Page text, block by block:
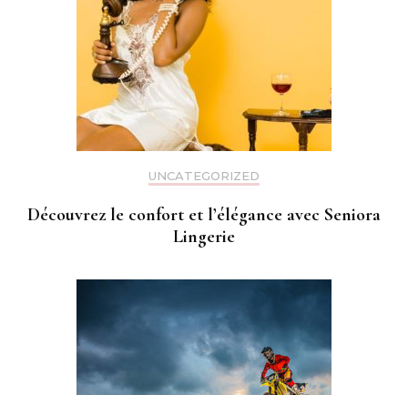
UNCATEGORIZED
Découvrez le confort et l’élégance avec Seniora
Lingerie